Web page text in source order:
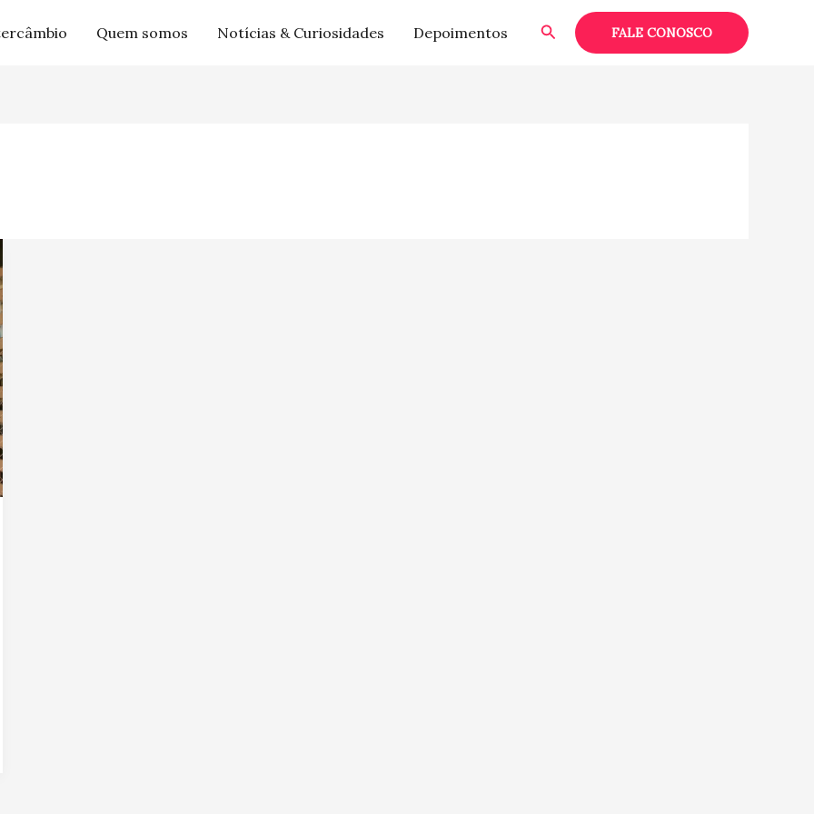
Quem somos Notícias & Curiosidades Depoimentos PesquisarFALE CONOSCO